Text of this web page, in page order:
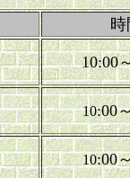
時
10:00
10:00
10:00